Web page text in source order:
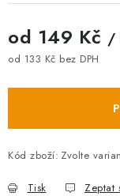
od 149 Kč /
od 133 Kč bez DPH
Kód zboží: Zvolte
Tisk Zeptat